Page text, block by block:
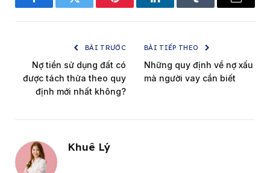
FacebookTwitter Pinterest LinkedInTumblr Email
BÀI TRƯỚC
Nợ tiền sử dụng đất có
được tách thửa theo quy
định mới nhất không?
BÀI TIẾP THEO
Những quy định về nợ xấu
mà người vay cần biết
Khuê Lý